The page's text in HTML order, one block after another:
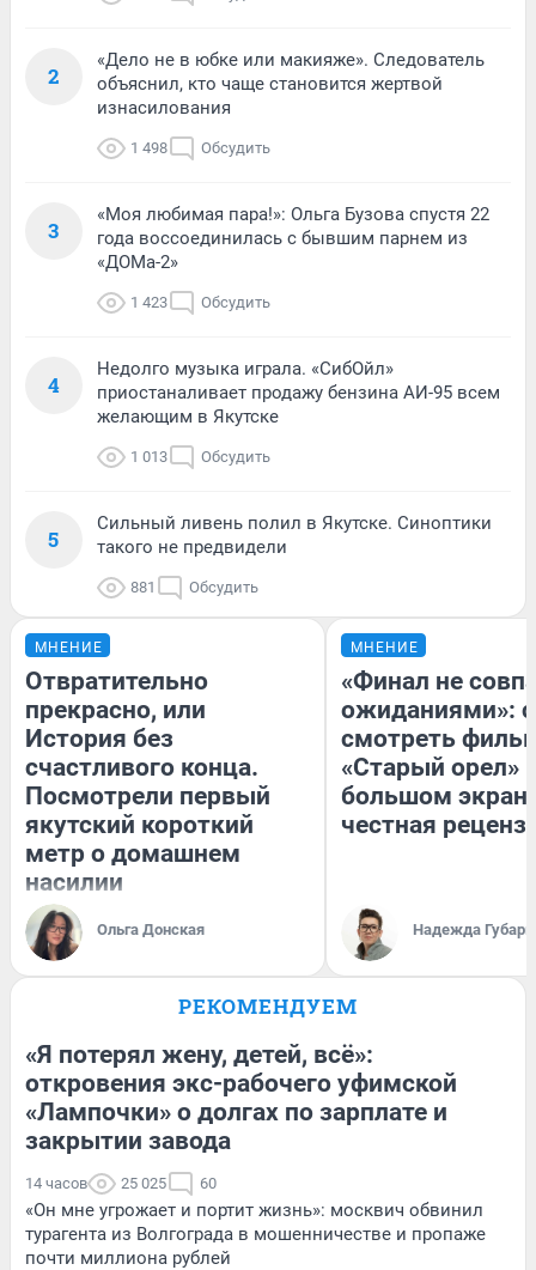
2
«Дело не в юбке или макияже». Следователь
объяснил, кто чаще становится жертвой
изнасилования
1 498 Обсудить
3
«Моя любимая пара!»: Ольга Бузова спустя 22
года воссоединилась с бывшим парнем из
«ДОМа-2»
1 423 Обсудить
4
Недолго музыка играла. «СибОйл»
приостаналивает продажу бензина АИ-95 всем
желающим в Якутске
1 013 Обсудить
5
Сильный ливень полил в Якутске. Синоптики
такого не предвидели
881 Обсудить
МНЕНИЕ
Отвратительно
прекрасно, или
История без
счастливого конца.
Посмотрели первый
якутский короткий
метр о домашнем
насилии
Ольга Донская
МНЕНИЕ
«Финал не
ожиданиями»:
смотреть
«Старый орел»
большом
честная
Надежда Губарь
РЕКОМЕНДУЕМ
«Я потерял жену, детей, всё»:
откровения экс-рабочего уфимской
«Лампочки» о долгах по зарплате и
закрытии завода
14 часов 25 025 60
«Он мне угрожает и портит жизнь»: москвич обвинил
турагента из Волгограда в мошенничестве и пропаже
почти миллиона рублей